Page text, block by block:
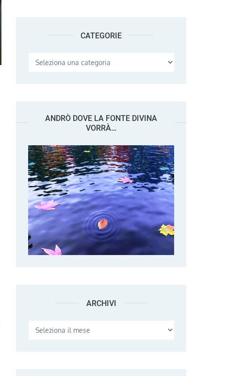
CATEGORIE
Categorie
ANDRÒ DOVE LA FONTE DIVINA
VORRÀ…
ARCHIVI Archivi